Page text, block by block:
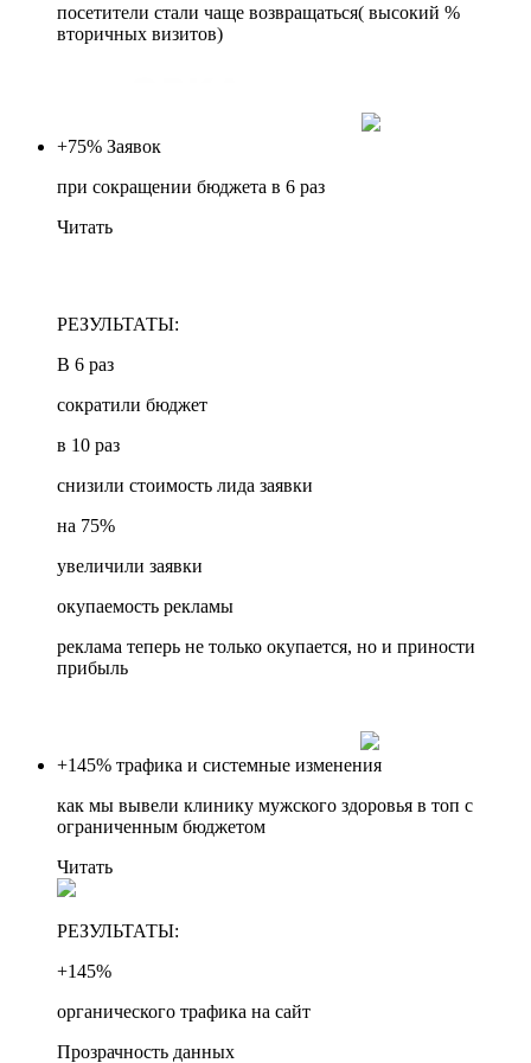
посетители стали чаще возвращаться( высокий %
вторичных визитов)
+75% Заявок
при сокращении бюджета в 6 раз
Читать
РЕЗУЛЬТАТЫ:
В 6 раз
сократили бюджет
в 10 раз
снизили стоимость лида заявки
на 75%
увеличили заявки
окупаемость рекламы
реклама теперь не только окупается, но и приности
прибыль
+145% трафика и системные изменения
как мы вывели клинику мужского здоровья в топ с
ограниченным бюджетом
Читать
РЕЗУЛЬТАТЫ:
+145%
органического трафика на сайт
Прозрачность данных